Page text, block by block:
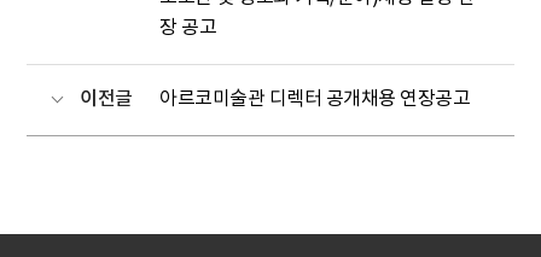
장 공고
이전글 아르코미술관 디렉터 공개채용 연장공고